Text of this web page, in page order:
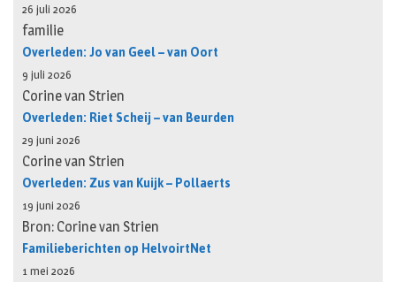
26 juli 2026
familie
Overleden: Jo van Geel – van Oort
9 juli 2026
Corine van Strien
Overleden: Riet Scheij – van Beurden
29 juni 2026
Corine van Strien
Overleden: Zus van Kuijk – Pollaerts
19 juni 2026
Bron: Corine van Strien
Familieberichten op HelvoirtNet
1 mei 2026